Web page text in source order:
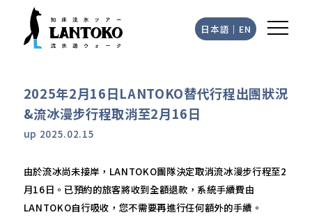
日本語 ｜ EN
2025年2月16日LANTOKO替代行程出團狀況
&流冰漫步行程取消至2月16日
up 2025.02.15
由於流冰尚未接岸，LANTOKO團隊決定取消流冰漫步行程至2
月16日。已預約的旅客將收到全額退款，系統手續費由
LANTOKO自行吸收，您不需要再進行任何額外的手續。